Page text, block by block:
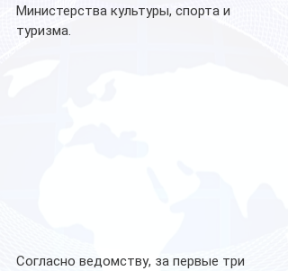
Министерства культуры, спорта и
туризма.
Согласно ведомству, за первые три